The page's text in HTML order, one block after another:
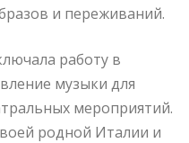
и переживаний.
работу в
музыки для
мероприятий.
родной Италии и